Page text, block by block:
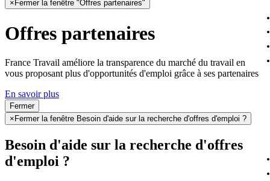
× Fermer la fenêtre "Offres partenaires"
Offres partenaires
France Travail améliore la transparence du marché du travail en
vous proposant plus d'opportunités d'emploi grâce à ses partenaires
En savoir plus
Fermer
× Fermer la fenêtre Besoin d'aide sur la recherche d'offres d'emploi ?
Besoin d'aide sur la recherche d'offres
d'emploi ?